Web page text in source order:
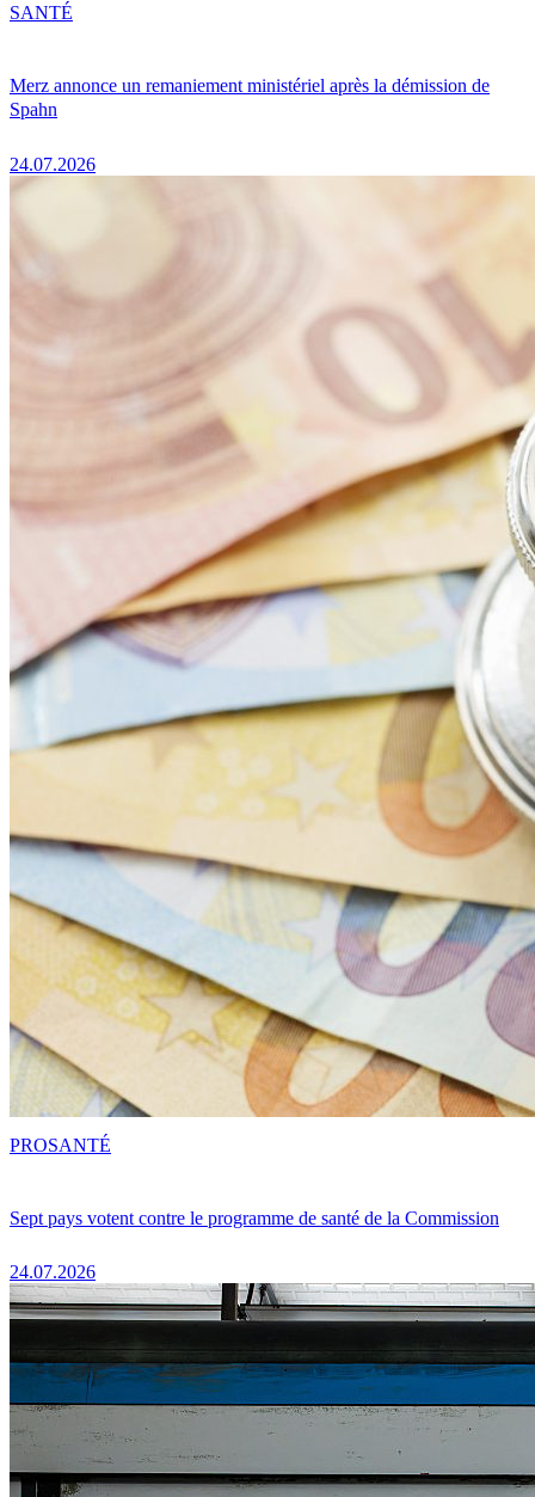
Merz annonce un remaniement ministériel après la démission de
Spahn
24.07.2026
SANTÉ
Sept pays votent contre le programme de santé de la Commission
24.07.2026
PROSANTÉ